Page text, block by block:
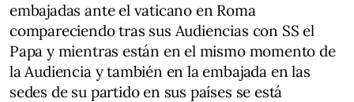
embajadas ante el vaticano en Roma
compareciendo tras sus Audiencias con SS el
Papa y mientras están en el mismo momento de
la Audiencia y también en la embajada en las
sedes de su partido en sus países se está